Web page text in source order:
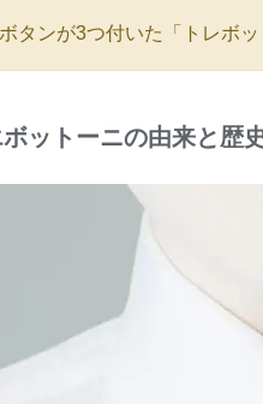
タンが3つ付いた「トレボ
ットーニの由来と歴